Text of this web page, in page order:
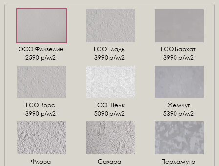
ЭСО Флизелин
2590 р/м2
ЕСО Гладь
3990 р/м2
ECO Бархат
3990 р/м2
ЕСО Ворс
3990 р/м2
ЕСО Шелк
5090 р/м2
Жемчуг
5390 р/м2
Флора
Сахара
Перламутр